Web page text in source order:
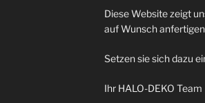
Diese Website zeigt
auf Wunsch
Setzen sie sich dazu
Ihr HALO-DEKO Team